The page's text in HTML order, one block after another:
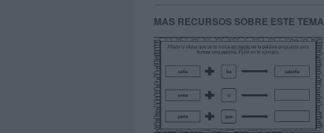
MAS RECURSOS SOBRE ESTE TEMA